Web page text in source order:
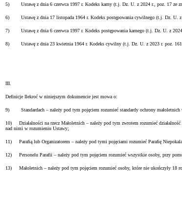
5) Ustawę z dnia 6 czerwca 1997 r. Kodeks karny (t.j. Dz. U. z 2024 r., poz. 17 ze
6) Ustawę z dnia 17 listopada 1964 r. Kodeks postępowania cywilnego (t.j. Dz. U. z
7) Ustawę z dnia 6 czerwca 1997 r. Kodeks postępowania karnego (t.j. Dz. U. z
8) Ustawę z dnia 23 kwietnia 1964 r. Kodeks cywilny (t.j. Dz. U. z 2023 r. poz.
III.
Definicje Ilekroć w niniejszym dokumencie jest mowa o:
9) Standardach – należy pod tym pojęciem rozumieć standardy ochrony małoletnich
10) Działalności na rzecz Małoletnich – należy pod tym zwrotem rozumieć
nad nimi w rozumieniu Ustawy;
11) Parafią lub Organizatorem – należy pod tymi pojęciami rozumieć Parafię
12) Personelu Parafii – należy pod tym pojęciem rozumieć wszystkie osoby, przy
13) Małoletnich – należy pod tym pojęciem rozumieć osoby, które nie ukończyły 18